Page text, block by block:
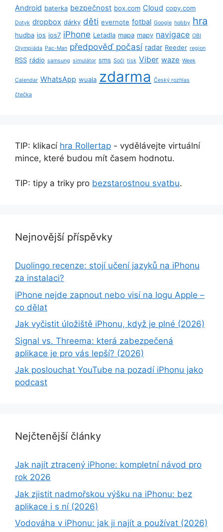
Android baterka bezpečnost box.com Cloud copy.com
Dotyk dropbox dárky děti evernote fotbal Google hobby hra
hudba ios ios7 iPhone Letadla mapa mapy navigace OBI
Olympiáda Pac-Man předpověď počasí radar Reeder region
RSS rádio samsung simulátor sms Soči tisk Viber waze Week
Calendar WhatsApp wuala zdarma Český rozhlas
čtečka
TIP: klikací hra Rollertap - vydělávejte virtuální
mince, které budou mít časem hodnotu.
TIP: tipy a triky pro bezstarostnou svatbu.
Nejnovější příspěvky
Duolingo recenze: stojí učení jazyků na iPhonu
za instalaci?
iPhone nejde zapnout nebo visí na logu Apple –
co dělat
Jak vyčistit úložiště iPhonu, když je plné (2026)
Signal vs. Threema: která zabezpečená
aplikace je pro vás lepší? (2026)
Jak poslouchat YouTube na pozadí iPhonu jako
podcast
Nejčtenější články
Jak najít ztracený iPhone: kompletní návod pro
rok 2026
Jak zjistit nadmořskou výšku na iPhonu: bez
aplikace i s ní (2026)
Vodováha v iPhonu: jak ji najít a používat (2026)